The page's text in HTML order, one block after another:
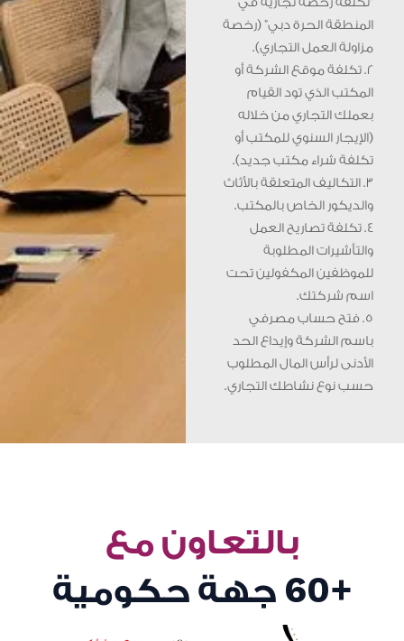
المنطقة الحرة دبي” (رخصة
مزاولة العمل التجاري).
2. تكلفة موقع الشركة أو
المكتب الذي تود القيام
بعملك التجاري من خلاله
(الإيجار السنوي للمكتب أو
تكلفة شراء مكتب جديد).
3. التكاليف المتعلقة بالأثاث
والديكور الخاص بالمكتب.
4. تكلفة تصاريح العمل
والتأشيرات المطلوبة
للموظفين المكفولين تحت
اسم شركتك.
5. فتح حساب مصرفي
باسم الشركة وإيداع الحد
الأدنى لرأس المال المطلوب
حسب نوع نشاطك التجاري.
بالتعاون مع
+60 جهة حكومية